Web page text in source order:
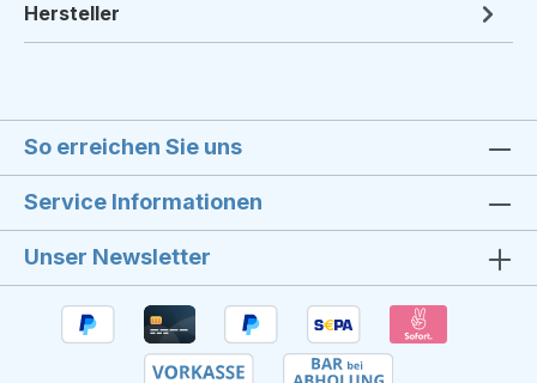
Hersteller
So erreichen Sie uns
Service Informationen
Unser Newsletter